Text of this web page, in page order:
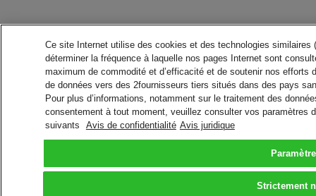
Ce site Internet utilise des cookies et des technologies
déterminer la fréquence à laquelle nos pages Internet sont
maximum de commodité et d’efficacité et de soutenir nos
de données vers des 2fournisseurs tiers situés dans des pays
Pour plus d’informations, notamment sur le traitement des
consentement à tout moment, veuillez consulter vos paramètres
suivants
Avis de confidentialité Avis juridique
Strictement